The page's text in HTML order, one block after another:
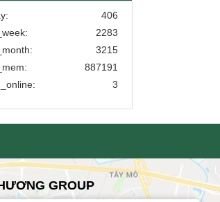
406
2283
3215
887191
3
GROUP